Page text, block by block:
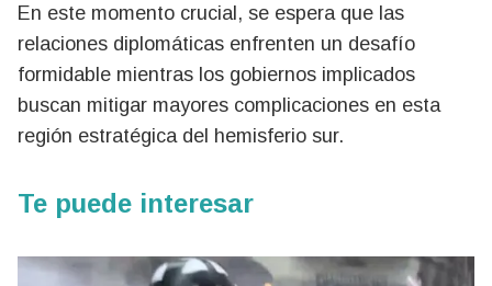
En este momento crucial, se espera que las
relaciones diplomáticas enfrenten un desafío
formidable mientras los gobiernos implicados
buscan mitigar mayores complicaciones en esta
región estratégica del hemisferio sur.
Te puede interesar